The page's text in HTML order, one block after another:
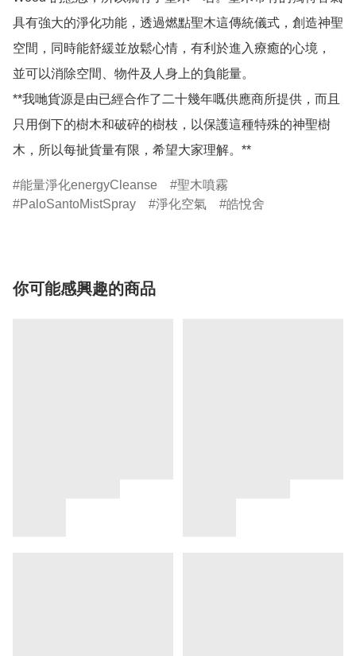
具有強大的淨化功能，透過燃點聖木這傳統儀式，創造神聖
空間，同時能舒緩並放鬆心情，有利於進入療癒的心境，
並可以消除空間、物件及人身上的負能量。
**我哋貨源是由已經合作了二十幾年嘅供應商所提供，而且
只用倒下的樹木和破碎的樹枝，以保護這種特殊的神聖樹
木，所以每㧗貨量有限，希望大家理解。**
能量淨化energyCleanse
聖木噴霧
PaloSantoMistSpray
淨化空氣 皓悅舍
你可能感興趣的商品